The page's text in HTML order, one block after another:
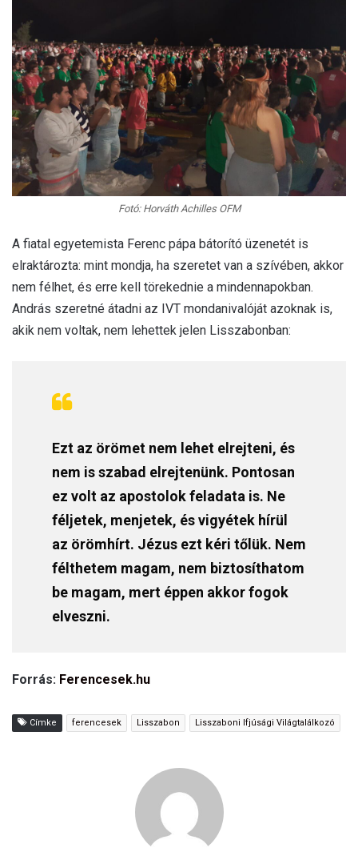
Fotó: Horváth Achilles OFM
A fiatal egyetemista Ferenc pápa bátorító üzenetét is
elraktározta: mint mondja, ha szeretet van a szívében, akkor
nem félhet, és erre kell törekednie a mindennapokban.
András szeretné átadni az IVT mondanivalóját azoknak is,
akik nem voltak, nem lehettek jelen Lisszabonban:
Ezt az örömet nem lehet elrejteni, és
nem is szabad elrejtenünk. Pontosan
ez volt az apostolok feladata is. Ne
féljetek, menjetek, és vigyétek hírül
az örömhírt. Jézus ezt kéri tőlük. Nem
félthetem magam, nem biztosíthatom
be magam, mert éppen akkor fogok
elveszni.
Forrás: Ferencesek.hu
Címke ferencesek Lisszabon Lisszaboni Ifjúsági Világtalálkozó